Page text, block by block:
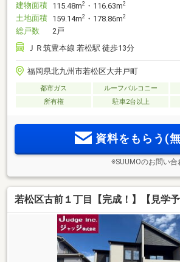
建物面積 115.48m2 ・116.63m2
土地面積 159.14m2 ・178.86m2
総戸数
2戸
ＪＲ筑豊本線 若松駅 徒歩13分
福岡県北九州市若松区大井戸町
都市ガス ルーフバルコニー
所有権
駐車2台以上
資料をもらう(
※SUUMOのお問い
若松区古前１丁目【完成！】【見学予